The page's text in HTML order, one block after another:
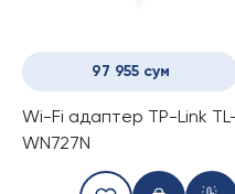
97 955 сум
Wi-Fi адаптер TP-Link
WN727N